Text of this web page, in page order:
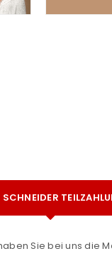
oder E-
Sie bei uns die